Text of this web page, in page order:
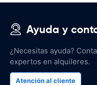
Ayuda y
¿Necesitas ayuda?
expertos en alquileres.
Atención al cliente